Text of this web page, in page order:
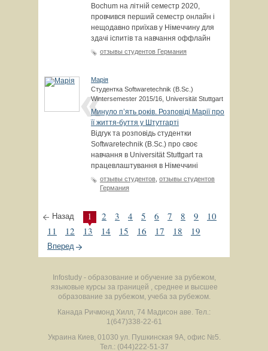
Bochum на літній семестр 2020,
провчився перший семестр онлайн і
нещодавно приїхав у Німеччину для
здачі іспитів та навчання оффлайн
отзывы студентов Германия
Марія
Студентка Softwaretechnik (B.Sc.)
Wintersemester 2015/16, Universität Stuttgart
Минуло п’ять років. Розповіді Марії про
її життя-буття у Штутгарті
Відгук та розповідь студентки
Softwaretechnik (B.Sc.) про своє
навчання в Universität Stuttgart та
працевлаштування в Німеччині
отзывы студентов отзывы студентов
Германия
Назад 1 2 3 4 5 6 7 8 9
10
11
12 13 14 15 16 17 18 19
Вперед
Infostudy - образование и обучение за рубежом,
языковые курсы за границей , среднее и высшее
образование за рубежом, учеба за рубежом.
Канада Ричмонд Хилл, 74 Мадисон аве. Тел.:
1(647)338-22-61
Украина Киев, 01030 ул. Пушкинская 9А, офис №5.
Тел.: (044)222-51-37